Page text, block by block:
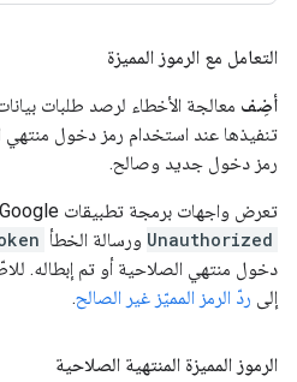
التعامل مع الرموز المميزة
أضِف
تنفيذها عند استخدام رمز دخول منتهي
رمز دخول جديد وصالح.
تعرض واجهات برمجة تطبيقات Google رمز حالة HTTP
Unauthorized ورسالة الخطأ
دخول منتهي الصلاحية أو تم إبطاله.
إلى ردّ الرمز المميّز غير الصالح.
الرموز المميزة المنتهية الصلاحية